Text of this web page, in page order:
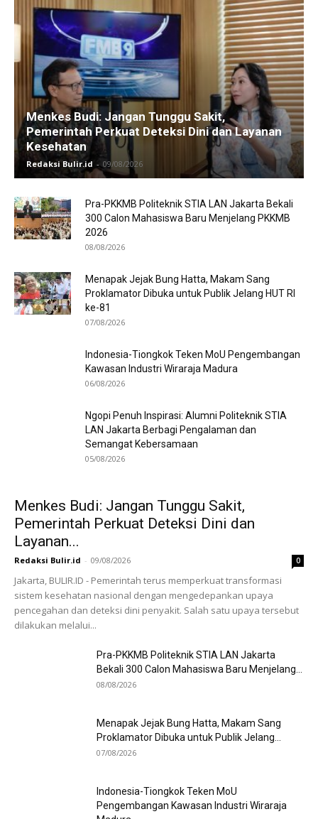
Menkes Budi: Jangan Tunggu Sakit,
Pemerintah Perkuat Deteksi Dini dan Layanan
Kesehatan
Redaksi Bulir.id - 09/08/2026
Pra-PKKMB Politeknik STIA LAN Jakarta Bekali
300 Calon Mahasiswa Baru Menjelang PKKMB
2026
08/08/2026
Menapak Jejak Bung Hatta, Makam Sang
Proklamator Dibuka untuk Publik Jelang HUT RI
ke-81
07/08/2026
Indonesia-Tiongkok Teken MoU Pengembangan
Kawasan Industri Wiraraja Madura
06/08/2026
Ngopi Penuh Inspirasi: Alumni Politeknik STIA
LAN Jakarta Berbagi Pengalaman dan
Semangat Kebersamaan
05/08/2026
Menkes Budi: Jangan Tunggu Sakit,
Pemerintah Perkuat Deteksi Dini dan
Layanan...
Redaksi Bulir.id - 09/08/2026 0
Jakarta, BULIR.ID - Pemerintah terus memperkuat transformasi
sistem kesehatan nasional dengan mengedepankan upaya
pencegahan dan deteksi dini penyakit. Salah satu upaya tersebut
dilakukan melalui...
Pra-PKKMB Politeknik STIA LAN Jakarta
Bekali 300 Calon Mahasiswa Baru Menjelang...
08/08/2026
Menapak Jejak Bung Hatta, Makam Sang
Proklamator Dibuka untuk Publik Jelang...
07/08/2026
Indonesia-Tiongkok Teken MoU
Pengembangan Kawasan Industri Wiraraja